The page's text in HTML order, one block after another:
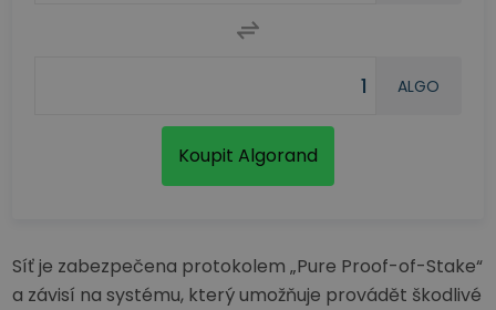
ALGO
Koupit Algorand
Síť je zabezpečena protokolem „Pure Proof-of-Stake“
a závisí na systému, který umožňuje provádět škodlivé